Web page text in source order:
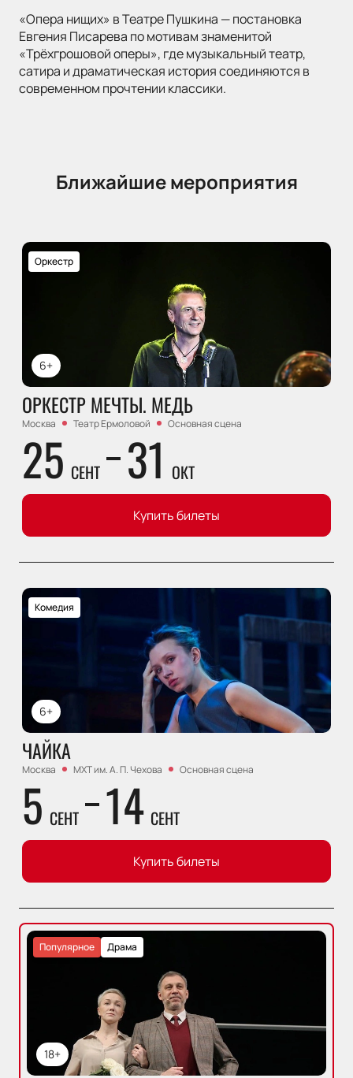
«Опера нищих» в Театре Пушкина — постановка
Евгения Писарева по мотивам знаменитой
«Трёхгрошовой оперы», где музыкальный театр,
сатира и драматическая история соединяются в
современном прочтении классики.
Ближайшие мероприятия
6+
Оркестр
ОРКЕСТР МЕЧТЫ. МЕДЬ
Москва Театр Ермоловой Основная сцена
25 СЕНТ 31 ОКТ
Купить билеты
6+
Комедия
ЧАЙКА
Москва МХТ им. А. П. Чехова Основная сцена
5 СЕНТ 14 СЕНТ
Купить билеты
18+
Драма
Популярное